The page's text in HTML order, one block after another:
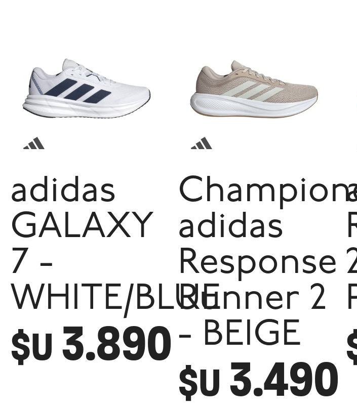
adidas
GALAXY
7 -
WHITE/BLUE
$U 3.890
adidas
Response
Runner 2
- BEIGE
$U 3.490